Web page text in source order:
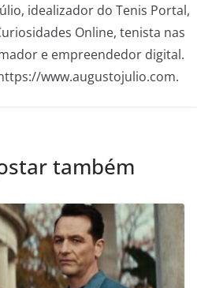
idealizador do Tenis Portal,
Online, tenista nas
e empreendedor digital.
www.augustojulio.com.
também